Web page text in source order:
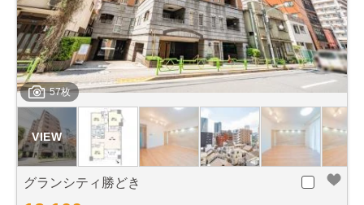
57枚
グランシティ勝どき